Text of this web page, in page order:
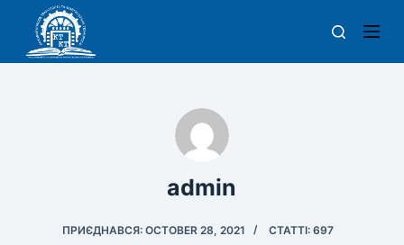
р
admin
ПРИЄДНАВСЯ: OCTOBER 28, 2021 СТАТТІ: 697